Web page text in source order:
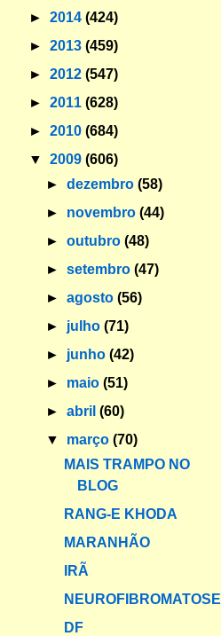
► 2014 (424)
► 2013 (459)
► 2012 (547)
► 2011 (628)
► 2010 (684)
▼ 2009 (606)
►dezembro(58)
► novembro(44)
►outubro(48)
►setembro(47)
►agosto(56)
► julho(71)
► junho(42)
► maio(51)
►abril(60)
▼ março(70)
MAIS TRAMPO NO
BLOG
RANG-E KHODA
MARANHÃO
IRÃ
NEUROFIBROMATOSE
DF